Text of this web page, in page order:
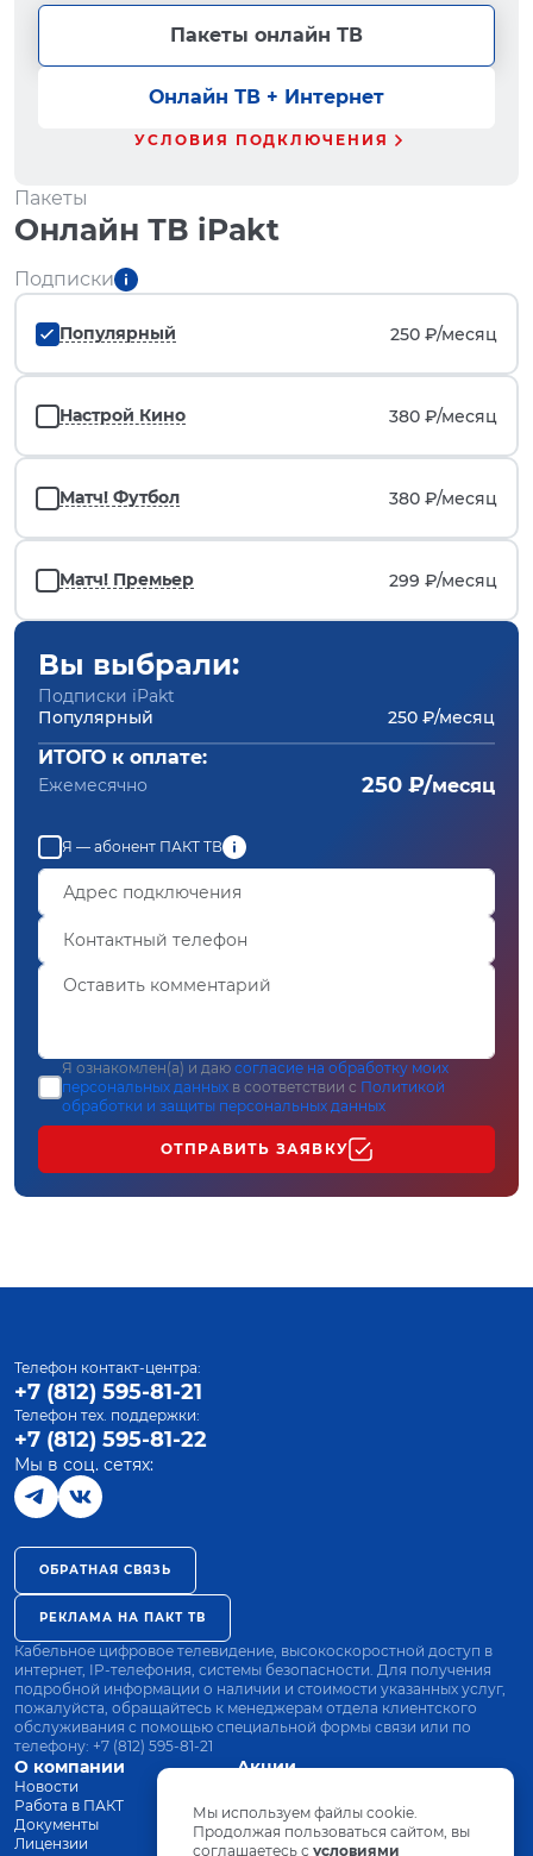
Пакеты онлайн ТВ
Онлайн ТВ + Интернет
УСЛОВИЯ ПОДКЛЮЧЕНИЯ
Пакеты
Онлайн ТВ iPakt
Подписки
Популярный 250 ₽/месяц
Настрой Кино 380 ₽/месяц
Матч! Футбол 380 ₽/месяц
Матч! Премьер 299 ₽/месяц
Вы выбрали:
Подписки iPakt
Популярный
250 ₽/месяц
ИТОГО к оплате:
Ежемесячно 250 ₽/месяц
Я — абонент ПАКТ ТВ
Я ознакомлен(а) и даю согласие на обработку моих
персональных данных в соответствии с Политикой
обработки и защиты персональных данных
ОТПРАВИТЬ ЗАЯВКУ
О компании
Новости
Работа в ПАКТ
Документы
Лицензии
Акции
Оплата
Оборудование
Телефон контакт-центра:
+7 (812) 595-81-21
Телефон тех. поддержки:
+7 (812) 595-81-22
Мы в соц. сетях:
ОБРАТНАЯ СВЯЗЬ
РЕКЛАМА НА ПАКТ ТВ
Кабельное цифровое телевидение, высокоскоростной доступ в
интернет, IP-телефония, системы безопасности. Для получения
подробной информации о наличии и стоимости указанных услуг,
пожалуйста, обращайтесь к менеджерам отдела клиентского
обслуживания с помощью специальной формы связи или по
телефону: +7 (812) 595-81-21
Мы используем файлы cookie.
Продолжая пользоваться сайтом, вы
соглашаетесь с условиями